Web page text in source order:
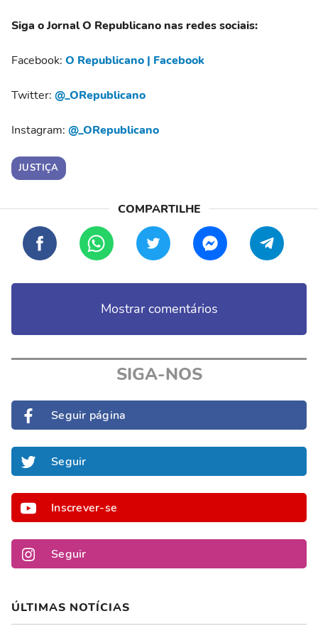
Siga o Jornal O Republicano nas redes sociais:
Facebook: O Republicano | Facebook
Twitter: @_ORepublicano
Instagram: @_ORepublicano
JUSTIÇA
Mostrar comentários
SIGA-NOS
Seguir página
Seguir
Inscrever-se
Seguir
ÚLTIMAS NOTÍCIAS